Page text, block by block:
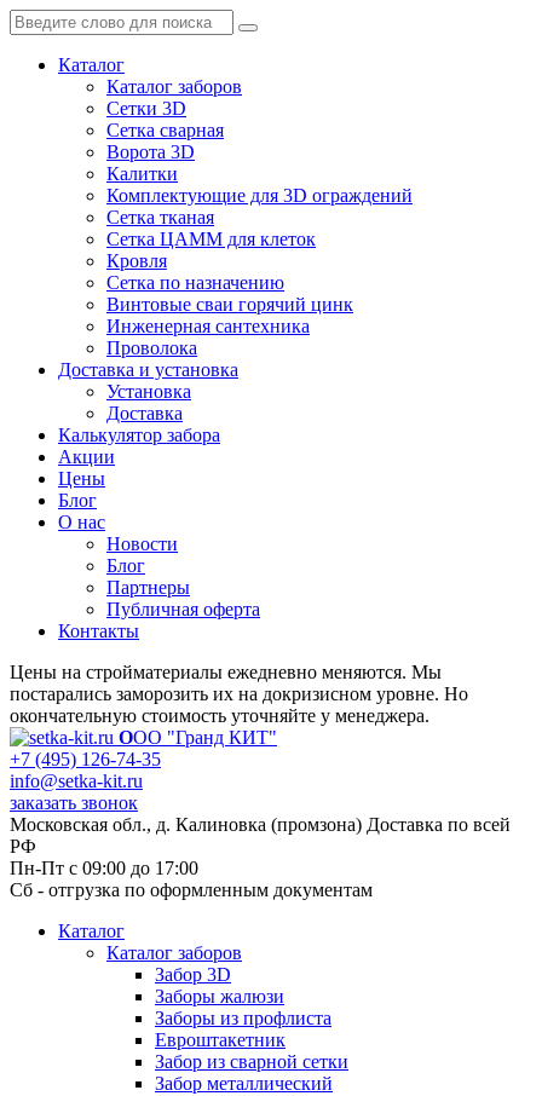
Каталог
Каталог заборов
Сетки 3D
Сетка сварная
Ворота 3D
Калитки
Комплектующие для 3D ограждений
Сетка тканая
Сетка ЦАММ для клеток
Кровля
Сетка по назначению
Винтовые сваи горячий цинк
Инженерная сантехника
Проволока
Доставка и установка
Установка
Доставка
Калькулятор забора
Акции
Цены
Блог
О нас
Новости
Блог
Партнеры
Публичная оферта
Контакты
Цены на стройматериалы ежедневно меняются. Мы
постарались заморозить их на докризисном уровне. Но
окончательную стоимость уточняйте у менеджера.
ООО "Гранд КИТ"
+7 (495) 126-74-35
info@setka-kit.ru
заказать звонок
Московская обл., д. Калиновка (промзона) Доставка по всей
РФ
Пн-Пт с 09:00 до 17:00
Сб - отгрузка по оформленным документам
Каталог
Каталог заборов
Забор 3D
Заборы жалюзи
Заборы из профлиста
Евроштакетник
Забор из сварной сетки
Забор металлический